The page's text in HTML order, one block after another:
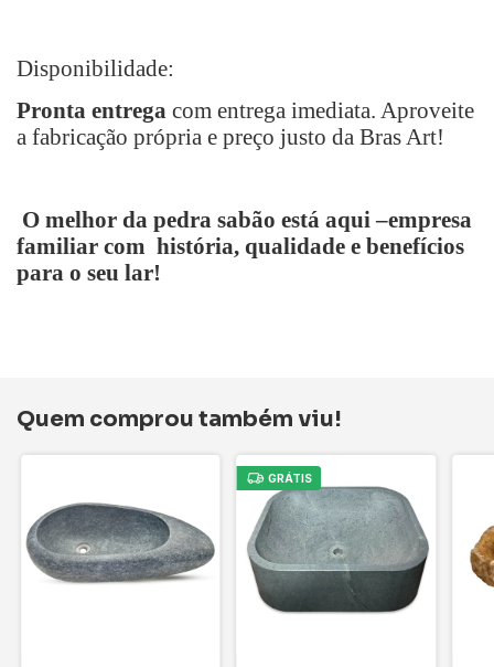
Disponibilidade:
Pronta entrega com entrega imediata. Aproveite
a fabricação própria e preço justo da Bras Art!
O melhor da pedra sabão está aqui–empresa
familiar com história, qualidade e benefícios
para o seu lar!
Quem comprou também viu!
GRÁTIS